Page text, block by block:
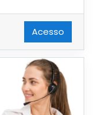
Acesso